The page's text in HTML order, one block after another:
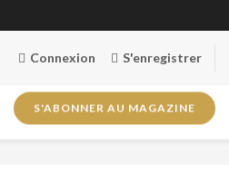
Connexion S'enregistrer
S'ABONNER AU MAGAZINE